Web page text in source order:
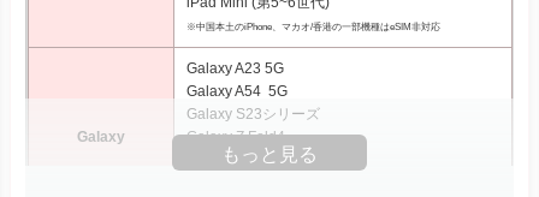
※中国本土のiPhone、マカオ/香港の一部機種はeSIM非対応
Galaxy
Galaxy A23 5G
Galaxy A54 5G
Galaxy S23シリーズ
Galaxy Z Fold4
Galaxy Z Fold5
もっと見る